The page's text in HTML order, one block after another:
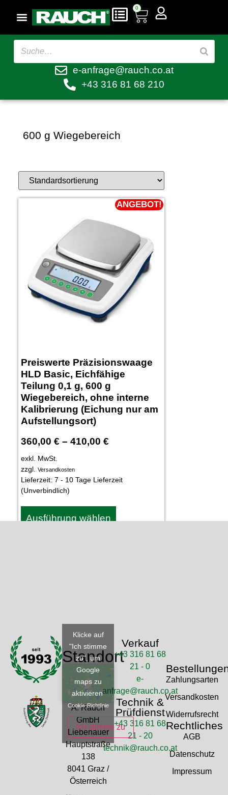
0
e-anfrage@rauch.co.at
+43 316 81 68 210
600 g Wiegebereich
ANGEBOT!
Preiswerte Präzisionswaage
HLD Basic, Eichfähige
Teilung 0,1 g, 600 g
Wiegebereich, ohne interne
Kalibrierung (Eichung nur am
Aufstellungsort)
360,00 € – 410,00 €
exkl. MwSt.
zzgl. Versandkosten
Lieferzeit: 7 - 10 Tage Lieferzeit
(Unverbindlich)
Ausführung wählen
Standort
Klicke auf
"Ich stimme
zu", um
Google
maps zu
aktivieren
Cookie-Richtlinie
Ich stimme zu
A. Rauch
GmbH
Liebenauer
Hauptstraße
138
8041 Graz /
Österreich
Verkauf
+43 316 81 68
21 - 0
e-
anfrage@rauch.co.at
Technik &
Prüfdienst
+43 316 81 68
21 - 20
technik@rauch.co.at
Zahlungsarten
Versandkosten
Widerrufsrecht
Rechtliches
AGB
Datenschutz
Impressum